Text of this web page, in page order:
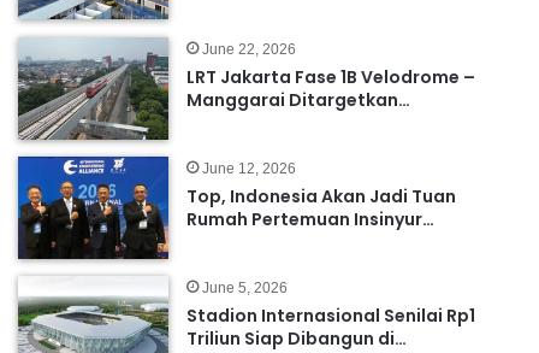
June 22, 2026
LRT Jakarta Fase 1B Velodrome –
Manggarai Ditargetkan…
June 12, 2026
Top, Indonesia Akan Jadi Tuan
Rumah Pertemuan Insinyur…
June 5, 2026
Stadion Internasional Senilai Rp1
Triliun Siap Dibangun di…